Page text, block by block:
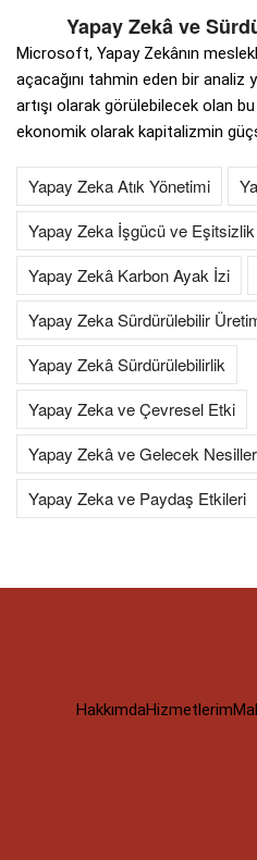
Yapay Zekâ ve
Microsoft, Yapay Zekânın
açacağını tahmin eden bir analiz
artışı olarak görülebilecek olan
ekonomik olarak kapitalizmin
Yapay Zeka Atık Yönetimi
Yapay Zeka İşgücü ve Eşitsizlik
Yapay Zekâ Karbon Ayak İzi
Yapay Zeka Sürdürülebilir
Yapay Zekâ Sürdürülebilirlik
Yapay Zeka ve Çevresel Etki
Yapay Zekâ ve Gelecek Nesiller
Yapay Zeka ve Paydaş Etkileri
HakkımdaHizmetlerim